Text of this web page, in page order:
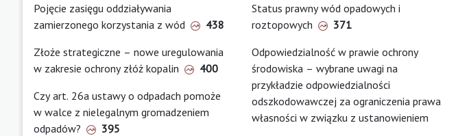
Pojęcie zasięgu oddziaływania
zamierzonego korzystania z wód
438
Złoże strategiczne – nowe uregulowania
w zakresie ochrony złóż kopalin
400
Czy art. 26a ustawy o odpadach pomoże
w walce z nielegalnym gromadzeniem
odpadów?
395
Status prawny wód opadowych i
roztopowych
371
Odpowiedzialność w prawie ochrony
środowiska – wybrane uwagi na
przykładzie odpowiedzialności
odszkodowawczej za ograniczenia prawa
własności w związku z ustanowieniem